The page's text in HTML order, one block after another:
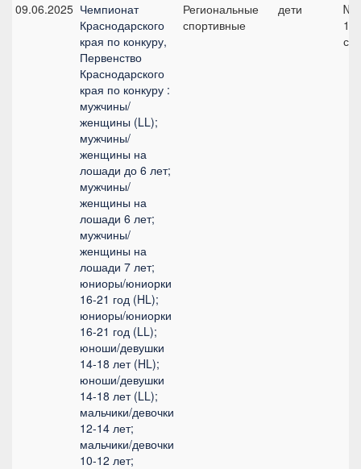
09.06.2025 Чемпионат
Краснодарского
края по конкуру,
Первенство
Краснодарского
края по конкуру :
мужчины/
женщины (LL);
мужчины/
женщины на
лошади до 6 лет;
мужчины/
женщины на
лошади 6 лет;
мужчины/
женщины на
лошади 7 лет;
юниоры/юниорки
16-21 год (HL);
юниоры/юниорки
16-21 год (LL);
юноши/девушки
14-18 лет (HL);
юноши/девушки
14-18 лет (LL);
мальчики/девочки
12-14 лет;
мальчики/девочки
10-12 лет;
Региональные
спортивные
дети
см